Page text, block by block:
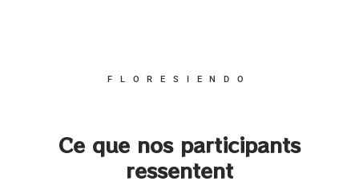
FLORESIENDO
Ce que nos participants
ressentent